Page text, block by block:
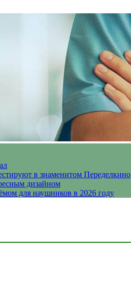
в знаменитом Переделкино
дизайном
для наушников в 2026 году